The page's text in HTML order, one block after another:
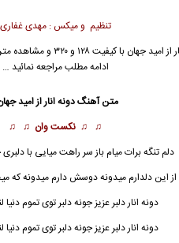
تنظیم و میکس : مهدی غفاری
از امید جهان
با کیفیت ۱۲۸ و
ادامه مطلب مراجعه نمائید …
متن آهنگ دونه انار ازامید
♫ ♫ نکست وان ♫ ♫
دلم تنگه برات میام باز سر راهت میایی با
این دلدارم میدونه دوسش دارم میدونه که
دونه انار دلبر عزیز جونه دلبر توی تموم دنیا
دونه اناردلبر عزیز جونه دلبر توی تموم دنیا